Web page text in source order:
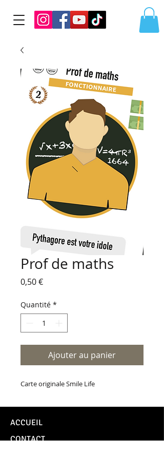
Prof de maths
0,50 €Prix
Quantité *
Ajouter au panier
Carte originale Smile Life
ACCUEIL
CONTACT